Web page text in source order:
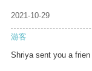
2021-10-29
游客
Shriya sent you a frien